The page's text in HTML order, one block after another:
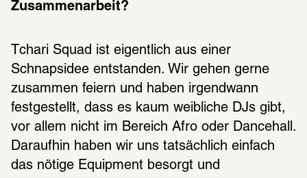
Zusammenarbeit?
Tchari Squad ist eigentlich aus einer
Schnapsidee entstanden. Wir gehen gerne
zusammen feiern und haben irgendwann
festgestellt, dass es kaum weibliche DJs gibt,
vor allem nicht im Bereich Afro oder Dancehall.
Daraufhin haben wir uns tatsächlich einfach
das nötige Equipment besorgt und